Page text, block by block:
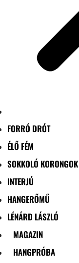
FORRÓ DRÓT
ÉLŐ FÉM
SOKKOLÓ KORONGOK
INTERJÚ
HANGERŐMŰ
LÉNÁRD LÁSZLÓ
MAGAZIN
HANGPRÓBA